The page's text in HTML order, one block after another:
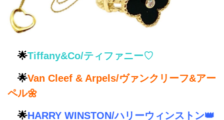
🌟Tiffany&Co/ティファニー♡
🌟Van Cleef & Arpels/ヴァンクリーフ&アー
ペル🌼
🌟HARRY WINSTON/ハリーウィンストン👑